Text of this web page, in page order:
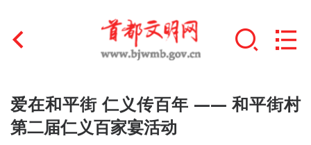
首页
文明创建
爱在和平街 仁义传百年 —— 和平街村
第二届仁义百家宴活动